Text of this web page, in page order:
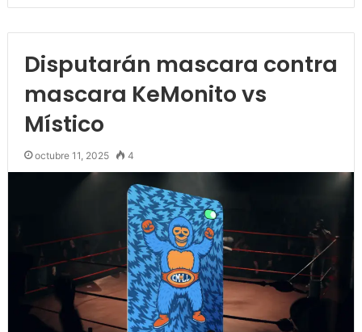
Disputarán mascara contra
mascara KeMonito vs
Místico
octubre 11, 2025 4